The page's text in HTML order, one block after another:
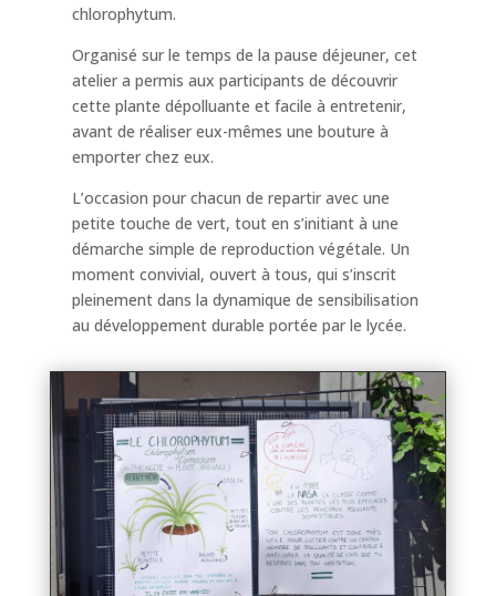
chlorophytum.
Organisé sur le temps de la pause déjeuner, cet
atelier a permis aux participants de découvrir
cette plante dépolluante et facile à entretenir,
avant de réaliser eux-mêmes une bouture à
emporter chez eux.
L’occasion pour chacun de repartir avec une
petite touche de vert, tout en s’initiant à une
démarche simple de reproduction végétale. Un
moment convivial, ouvert à tous, qui s’inscrit
pleinement dans la dynamique de sensibilisation
au développement durable portée par le lycée.